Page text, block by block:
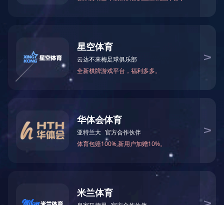
附件【关于重申成人教育学生补办档案的说明.pdf